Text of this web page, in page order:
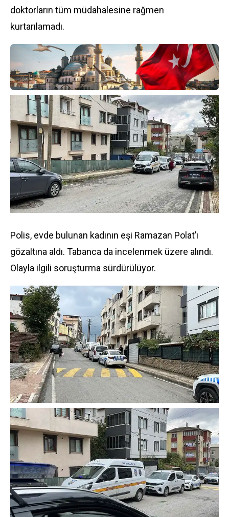
doktorların tüm müdahalesine rağmen
kurtarılamadı.
Polis, evde bulunan kadının eşi Ramazan Polat’ı
gözaltına aldı. Tabanca da incelenmek üzere alındı.
Olayla ilgili soruşturma sürdürülüyor.